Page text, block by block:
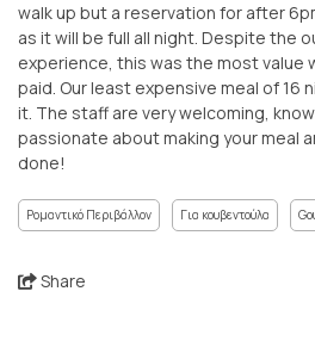
walk up but a reservation for after
as it will be full all night. Despite the
experience, this was the most value
paid. Our least expensive meal of 16
it. The staff are very welcoming,
passionate about making your meal
done!
Ρομαντικό Περιβάλλον Για κουβεντούλα
Share